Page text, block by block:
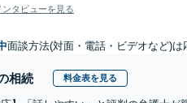
ンタビューを見る
面談方法(対面・電話・ビデオなど)は
相続 料金表を見る